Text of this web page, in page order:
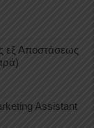
εξ Αποστάσεως
Assistant